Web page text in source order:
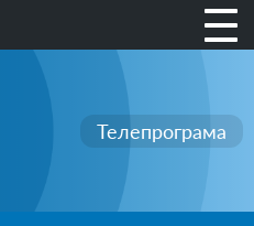
Телепрограма